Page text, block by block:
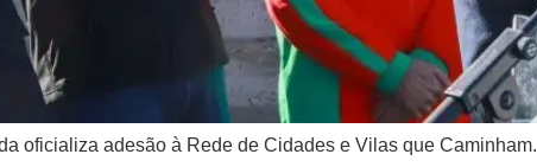
oficializa adesão à Rede de Cidades e Vilas que Caminham.